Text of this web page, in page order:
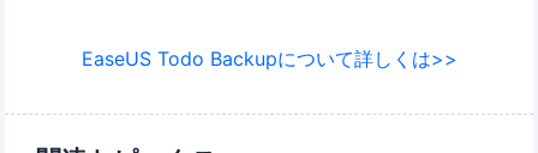
EaseUS Todo Backupについて詳しくは>>